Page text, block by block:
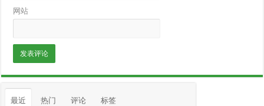
网站
最近 热门 评论 标签